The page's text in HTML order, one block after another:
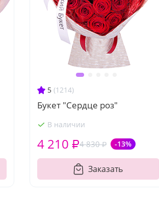
5 (1214)
Букет "Сердце роз"
В наличии
4 830 ₽ -13%
4 210 ₽
Заказать